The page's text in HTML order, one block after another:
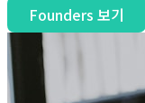
Founders 보기